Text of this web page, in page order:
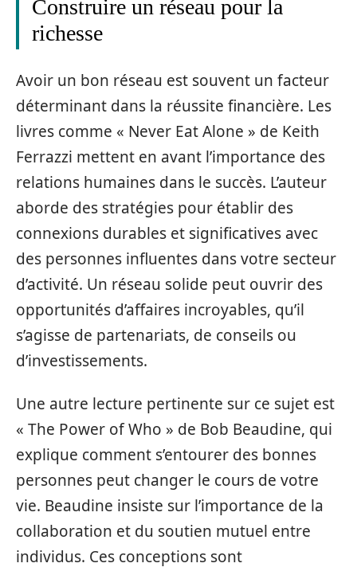
Construire un réseau pour la
richesse
Avoir un bon réseau est souvent un facteur
déterminant dans la réussite financière. Les
livres comme « Never Eat Alone » de Keith
Ferrazzi mettent en avant l’importance des
relations humaines dans le succès. L’auteur
aborde des stratégies pour établir des
connexions durables et significatives avec
des personnes influentes dans votre secteur
d’activité. Un réseau solide peut ouvrir des
opportunités d’affaires incroyables, qu’il
s’agisse de partenariats, de conseils ou
d’investissements.
Une autre lecture pertinente sur ce sujet est
« The Power of Who » de Bob Beaudine, qui
explique comment s’entourer des bonnes
personnes peut changer le cours de votre
vie. Beaudine insiste sur l’importance de la
collaboration et du soutien mutuel entre
individus. Ces conceptions sont